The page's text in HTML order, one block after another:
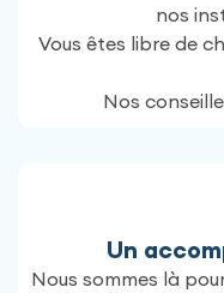
nos
Vous êtes libre de
Nos
Un
Nous sommes là